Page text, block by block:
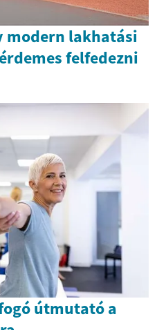
modern lakhatási
felfedezni
útmutató a